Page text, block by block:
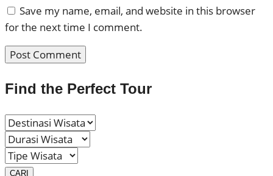
Save my name, email, and website in this browser
for the next time I comment.
Find the Perfect Tour
CARI